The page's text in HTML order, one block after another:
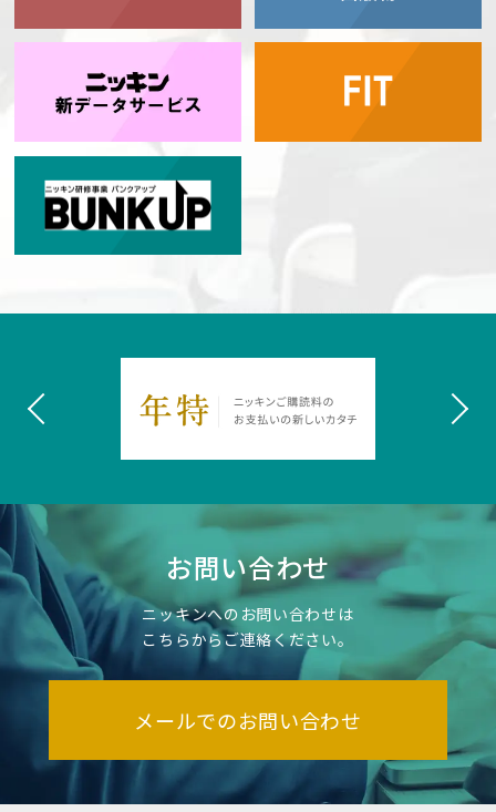
お問い合わせ
ニッキンへのお問い合わせは
こちらからご連絡ください。
メールでのお問い合わせ